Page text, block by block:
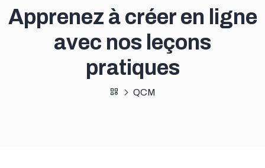
Apprenez à créer en ligne
avec nos leçons
pratiques
QCM